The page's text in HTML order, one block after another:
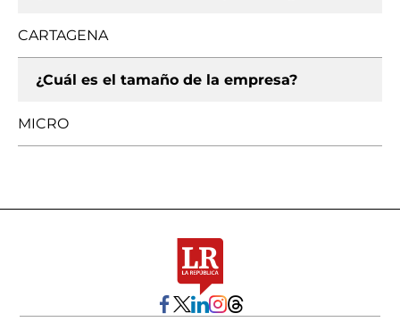
CARTAGENA
¿Cuál es el tamaño de la empresa?
MICRO